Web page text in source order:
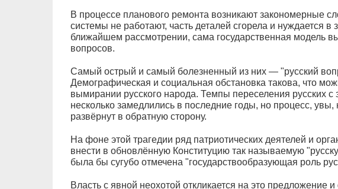
В процессе планового ремонта возникают закономерные
системы не работают, часть деталей сгорела и нуждается в
ближайшем рассмотрении, сама государственная модель
вопросов.
Самый острый и самый болезненный из них — "русский
Демографическая и социальная обстановка такова, что
вымирании русского народа. Темпы переселения русских с
несколько замедлились в последние годы, но процесс, увы,
развёрнут в обратную сторону.
На фоне этой трагедии ряд патриотических деятелей и
внести в обновлённую Конституцию так называемую
была бы сугубо отмечена "государство­образующая роль
Власть с явной неохотой откликается на это предложение и